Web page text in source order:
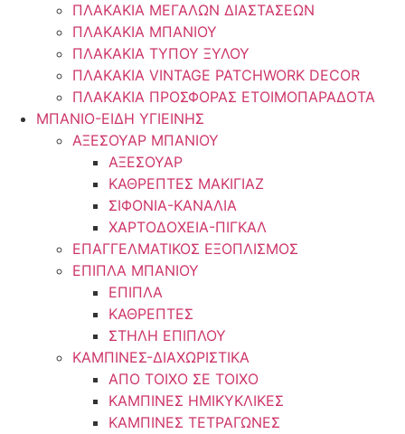
ΠΛΑΚΑΚΙΑ ΜΕΓΑΛΩΝ ΔΙΑΣΤΑΣΕΩΝ
ΠΛΑΚΑΚΙΑ ΜΠΑΝΙΟΥ
ΠΛΑΚΑΚΙΑ ΤΥΠΟΥ ΞΥΛΟΥ
ΠΛΑΚΑΚΙΑ VINTAGE PATCHWORK DECOR
ΠΛΑΚΑΚΙΑ ΠΡΟΣΦΟΡΑΣ ΕΤΟΙΜΟΠΑΡΑΔΟΤΑ
ΜΠΑΝΙΟ-ΕΙΔΗ ΥΓΙΕΙΝΗΣ
ΑΞΕΣΟΥΑΡ ΜΠΑΝΙΟΥ
ΑΞΕΣΟΥΑΡ
ΚΑΘΡΕΠΤΕΣ ΜΑΚΙΓΙΑΖ
ΣΙΦΟΝΙΑ-ΚΑΝΑΛΙΑ
ΧΑΡΤΟΔΟΧΕΙΑ-ΠΙΓΚΑΛ
ΕΠΑΓΓΕΛΜΑΤΙΚΟΣ ΕΞΟΠΛΙΣΜΟΣ
ΕΠΙΠΛΑ ΜΠΑΝΙΟΥ
ΕΠΙΠΛΑ
ΚΑΘΡΕΠΤΕΣ
ΣΤΗΛΗ ΕΠΙΠΛΟΥ
ΚΑΜΠΙΝΕΣ-ΔΙΑΧΩΡΙΣΤΙΚΑ
ΑΠΟ ΤΟΙΧΟ ΣΕ ΤΟΙΧΟ
ΚΑΜΠΙΝΕΣ ΗΜΙΚΥΚΛΙΚΕΣ
ΚΑΜΠΙΝΕΣ ΤΕΤΡΑΓΩΝΕΣ